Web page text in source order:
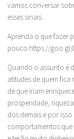
vamos conversar
esses sinais..
Aprenda o que fazer
pouco https://goo.gl/
Quando o assunto é
atitudes de quem fica
de que iriam
prosperidade,
dos demais e por
comportamentos